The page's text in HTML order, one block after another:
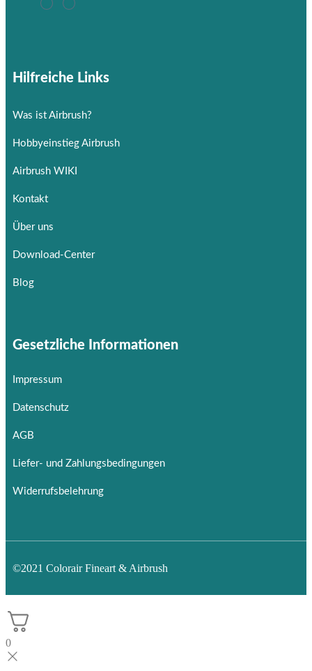
Hilfreiche Links
Was ist Airbrush?
Hobbyeinstieg Airbrush
Airbrush WIKI
Kontakt
Über uns
Download-Center
Blog
Gesetzliche Informationen
Impressum
Datenschutz
AGB
Liefer- und Zahlungsbedingungen
Widerrufsbelehrung
©2021 Colorair Fineart & Airbrush
0